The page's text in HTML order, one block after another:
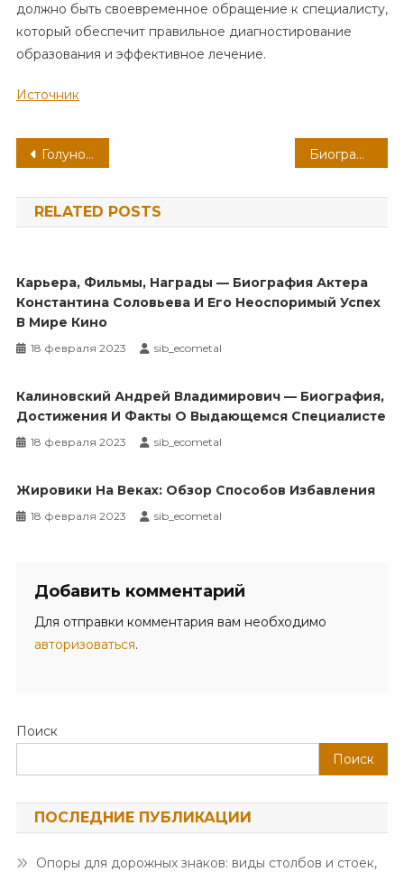
должно быть своевременное обращение к специалисту,
который обеспечит правильное диагностирование
образования и эффективное лечение.
Источник
Навигация
по
записям
Голунова Елена — биография, дети, личная жизнь — уникальные факты о жизни и карьере Биография Доможировой Марины — история ранних лет, величайших достижений и непрерывно развивающейся карьеры
RELATED POSTS
Карьера, Фильмы, Награды — Биография Актера
Константина Соловьева И Его Неоспоримый Успех
В Мире Кино
18 февраля 2023 sib_ecometal
Калиновский Андрей Владимирович — Биография,
Достижения И Факты О Выдающемся Специалисте
18 февраля 2023 sib_ecometal
Жировики На Веках: Обзор Способов Избавления
18 февраля 2023 sib_ecometal
Добавить комментарий
Для отправки комментария вам необходимо
авторизоваться.
Поиск
Поиск
ПОСЛЕДНИЕ ПУБЛИКАЦИИ
Опоры для дорожных знаков: виды столбов и стоек,